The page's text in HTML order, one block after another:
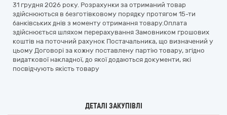
31 грудня 2026 року. Розрахунки за отриманий товар
здійснюються в безготівковому порядку протягом 15-ти
банківських днів з моменту отримання товару.Оплата
здійснюється шляхом перерахування Замовником грошових
коштів на поточний рахунок Постачальника, що визначений у
цьому Договорі за кожну поставлену партію товару, згідно
видаткової накладної, до якої додаються документи, які
посвідчують якість товару
ДЕТАЛІ ЗАКУПІВЛІ